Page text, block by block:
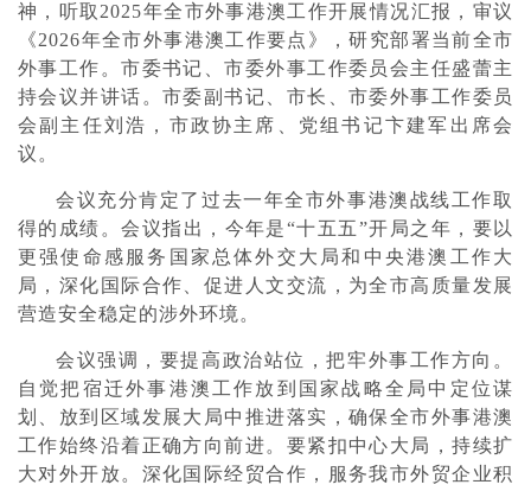
神，听取2025年全市外事港澳工作开展情况汇报，审议
《2026年全市外事港澳工作要点》，研究部署当前全市
外事工作。市委书记、市委外事工作委员会主任盛蕾主
持会议并讲话。市委副书记、市长、市委外事工作委员
会副主任刘浩，市政协主席、党组书记卞建军出席会
议。
会议充分肯定了过去一年全市外事港澳战线工作取
得的成绩。会议指出，今年是“十五五”开局之年，要以
更强使命感服务国家总体外交大局和中央港澳工作大
局，深化国际合作、促进人文交流，为全市高质量发展
营造安全稳定的涉外环境。
会议强调，要提高政治站位，把牢外事工作方向。
自觉把宿迁外事港澳工作放到国家战略全局中定位谋
划、放到区域发展大局中推进落实，确保全市外事港澳
工作始终沿着正确方向前进。要紧扣中心大局，持续扩
大对外开放。深化国际经贸合作，服务我市外贸企业积